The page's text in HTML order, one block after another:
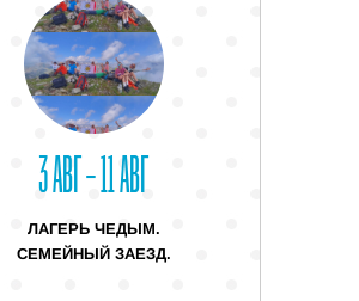
3 АВГ – 11 АВГ
ЛАГЕРЬ ЧЕДЫМ.
СЕМЕЙНЫЙ ЗАЕЗД.